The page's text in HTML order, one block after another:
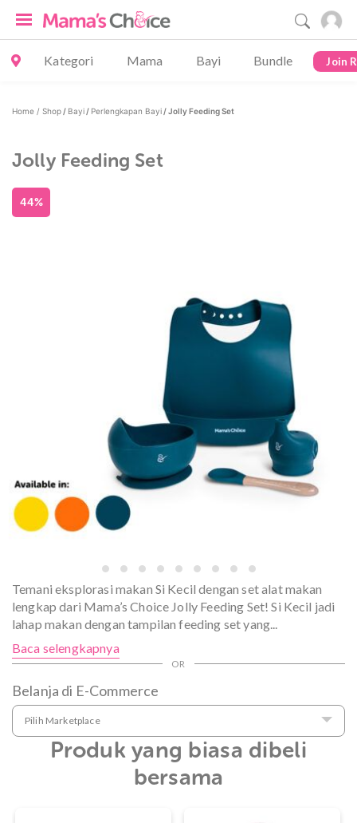
Kategori Mama Bayi Bundle Join
Home / Shop / Bayi / Perlengkapan Bayi / Jolly Feeding Set
Jolly Feeding Set
44%
Temani eksplorasi makan Si Kecil dengan set alat makan
lengkap dari Mama’s Choice Jolly Feeding Set! Si Kecil jadi
lahap makan dengan tampilan feeding set yang...
Baca selengkapnya
Belanja di E-Commerce
Pilih Marketplace
Produk yang biasa dibeli
bersama